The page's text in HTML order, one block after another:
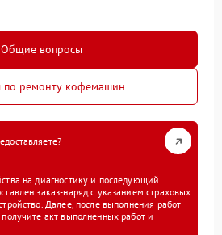
Общие вопросы
по ремонту кофемашин
на диагностику и последующий
заказ-наряд с указанием страховых
Далее, после выполнения работ
акт выполненных работ и